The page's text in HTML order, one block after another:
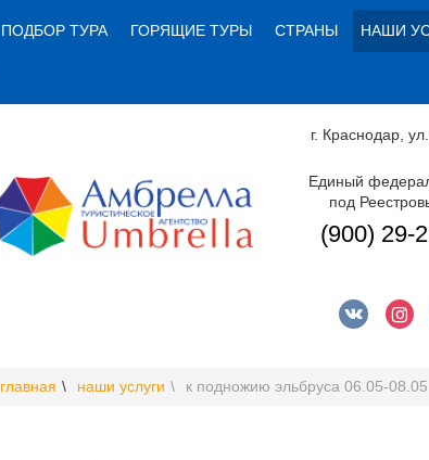
ПОДБОР ТУРА ГОРЯЩИЕ ТУРЫ СТРАНЫ НАШИ
г. Краснодар,
Единый
под
(900) 29-
главная наши услуги к подножию эльбруса 06.05-08.05